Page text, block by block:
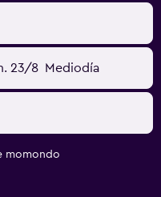
23/8 Mediodía
momondo